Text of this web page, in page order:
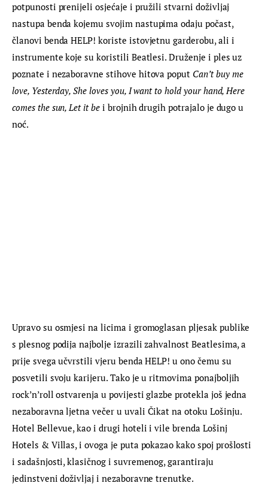
potpunosti prenijeli osjećaje i pružili stvarni doživljaj
nastupa benda kojemu svojim nastupima odaju počast,
članovi benda HELP! koriste istovjetnu garderobu, ali i
instrumente koje su koristili Beatlesi. Druženje i ples uz
poznate i nezaboravne stihove hitova poput Can’t buy me
love, Yesterday, She loves you, I want to hold your hand, Here
comes the sun, Let it be i brojnih drugih potrajalo je dugo u
noć.
Upravo su osmjesi na licima i gromoglasan pljesak publike
s plesnog podija najbolje izrazili zahvalnost Beatlesima, a
prije svega učvrstili vjeru benda HELP! u ono čemu su
posvetili svoju karijeru. Tako je u ritmovima ponajboljih
rock’n’roll ostvarenja u povijesti glazbe protekla još jedna
nezaboravna ljetna večer u uvali Čikat na otoku Lošinju.
Hotel Bellevue, kao i drugi hoteli i vile brenda Lošinj
Hotels & Villas, i ovoga je puta pokazao kako spoj prošlosti
i sadašnjosti, klasičnog i suvremenog, garantiraju
jedinstveni doživljaj i nezaboravne trenutke.